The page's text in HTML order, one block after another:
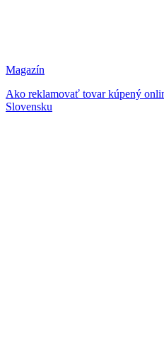
Magazín
Ako reklamovať tovar kúpený
Slovensku